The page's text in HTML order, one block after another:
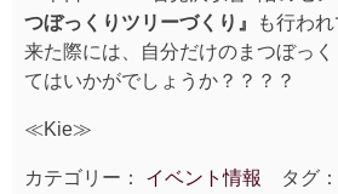
つぼっくりツリーづくり』
も行わ
来た際には、自分だけのまつぼっ
てはいかがでしょうか？？？？
≪Kie≫
カテゴリー： イベント情報 タグ：